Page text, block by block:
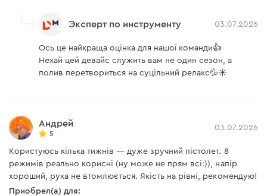
Эксперт по инструменту 03.07.2026
Ось це найкраща оцінка для нашої команди👍
Нехай цей девайс служить вам не один сезон, а
полив перетвориться на суцільний релакс💦☀️
Андрей
5
03.07.2026
Користуюсь кілька тижнів — дуже зручний пістолет. 8
режимів реально корисні (ну може не прям всі:)), напір
хороший, рука не втомлюється. Якість на рівні, рекомендую!
Приобрел(а) для: